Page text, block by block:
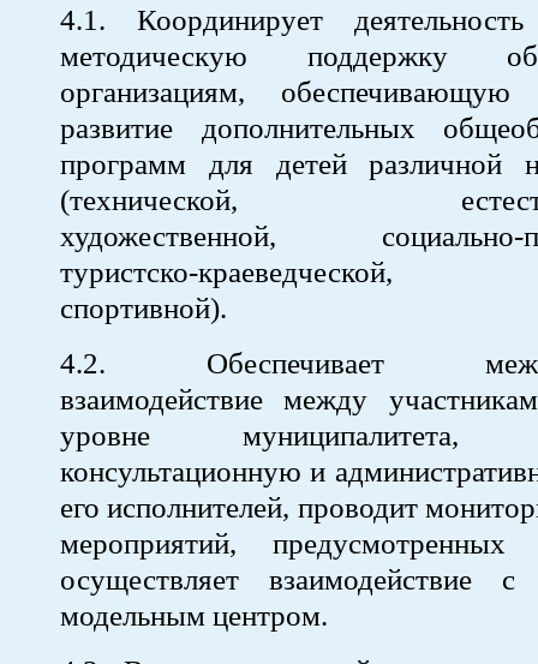
4.1. Координирует
методическую поддержку
организациям, обеспечивающую
развитие дополнительных
программ для детей различной
(технической,
художественной, социально-
туристско-краеведческой,
спортивной).
4.2. Обеспечивает
взаимодействие между
уровне муниципалитета,
консультационную и
его исполнителей, проводит
мероприятий,
осуществляет взаимодействие с
модельным центром.